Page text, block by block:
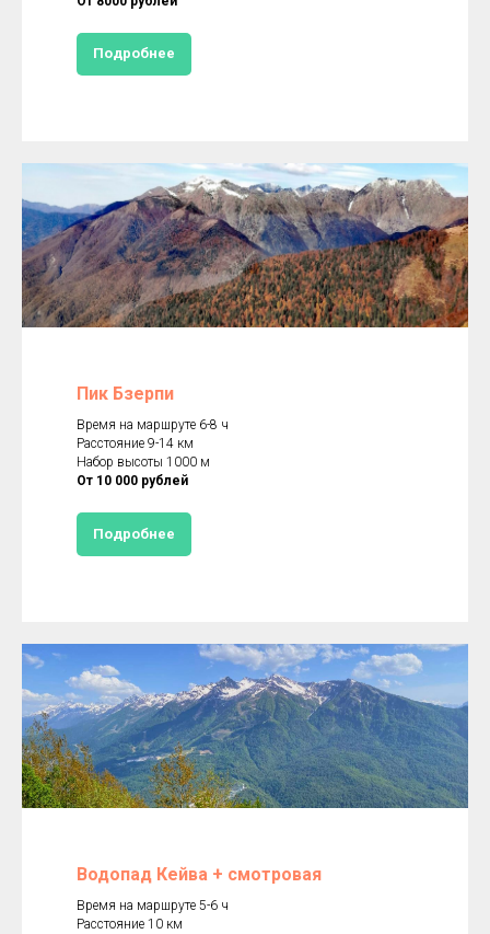
Подробнее
Пик Бзерпи
Время на маршруте 6-8 ч
Расстояние 9-14 км
Набор высоты 1000 м
От 10 000 рублей
Подробнее
Водопад Кейва + смотровая
Время на маршруте 5-6 ч
Расстояние 10 км